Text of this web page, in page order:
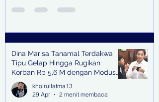
Dina Marisa Tanamal Terdakwa
Tipu Gelap Hingga Rugikan
Korban Rp 5,6 M dengan Modus
Kerja Sama Impor Bodong
khoirulfatma13
29 Apr
2 menit membaca